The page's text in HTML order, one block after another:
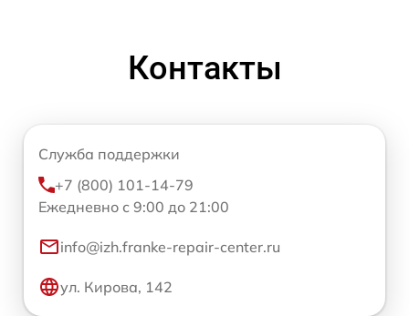
Контакты
Служба поддержки
+7 (800) 101-14-79
Ежедневно с 9:00 до 21:00
info@izh.franke-repair-center.ru
ул. Кирова, 142